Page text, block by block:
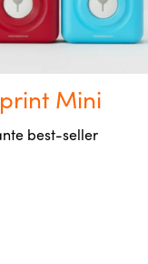
Mini
best-seller